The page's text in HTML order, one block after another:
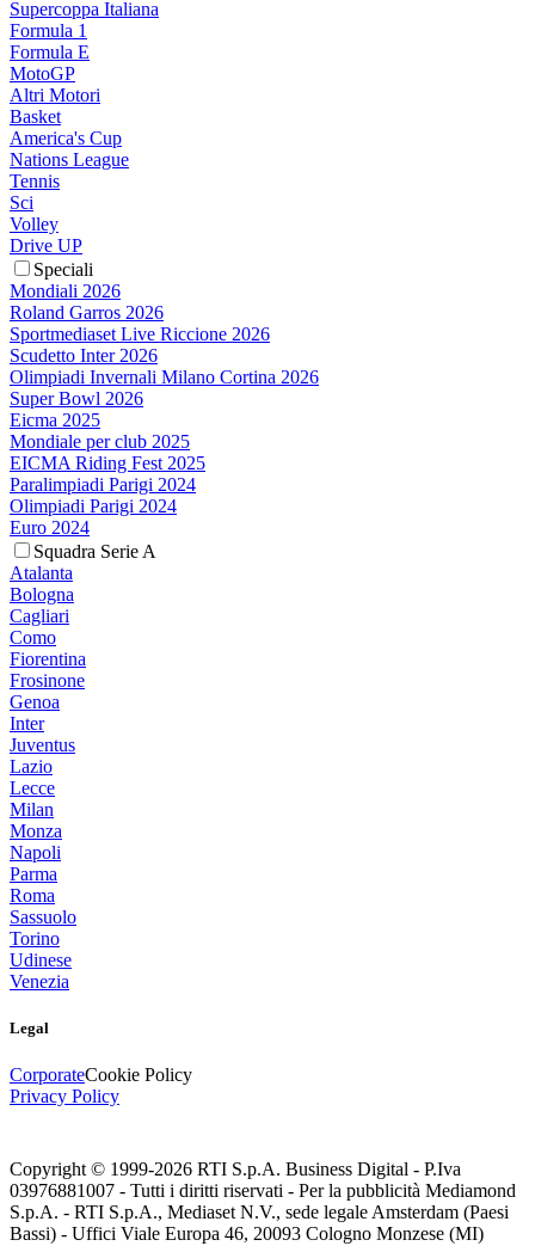
Supercoppa Italiana
Formula 1
Formula E
MotoGP
Altri Motori
Basket
America's Cup
Nations League
Tennis
Sci
Volley
Drive UP
Speciali
Mondiali 2026
Roland Garros 2026
Sportmediaset Live Riccione 2026
Scudetto Inter 2026
Olimpiadi Invernali Milano Cortina 2026
Super Bowl 2026
Eicma 2025
Mondiale per club 2025
EICMA Riding Fest 2025
Paralimpiadi Parigi 2024
Olimpiadi Parigi 2024
Euro 2024
Squadra Serie A
Atalanta
Bologna
Cagliari
Como
Fiorentina
Frosinone
Genoa
Inter
Juventus
Lazio
Lecce
Milan
Monza
Napoli
Parma
Roma
Sassuolo
Torino
Udinese
Venezia
Legal
CorporateCookie Policy
Privacy Policy
Copyright © 1999-2026 RTI S.p.A. Business Digital - P.Iva
03976881007 - Tutti i diritti riservati - Per la pubblicità Mediamond
S.p.A. - RTI S.p.A., Mediaset N.V., sede legale Amsterdam (Paesi
Bassi) - Uffici Viale Europa 46, 20093 Cologno Monzese (MI)